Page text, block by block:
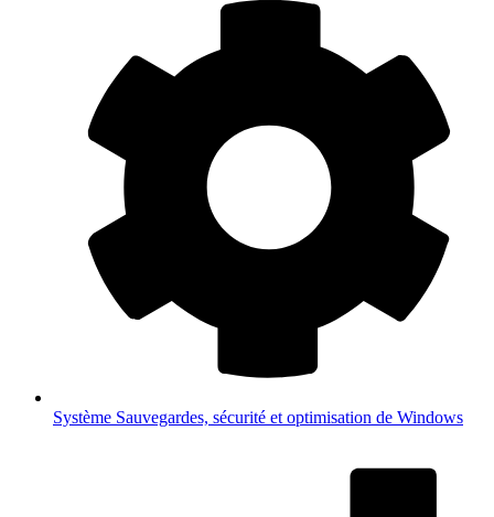
Système Sauvegardes, sécurité et optimisation de Windows